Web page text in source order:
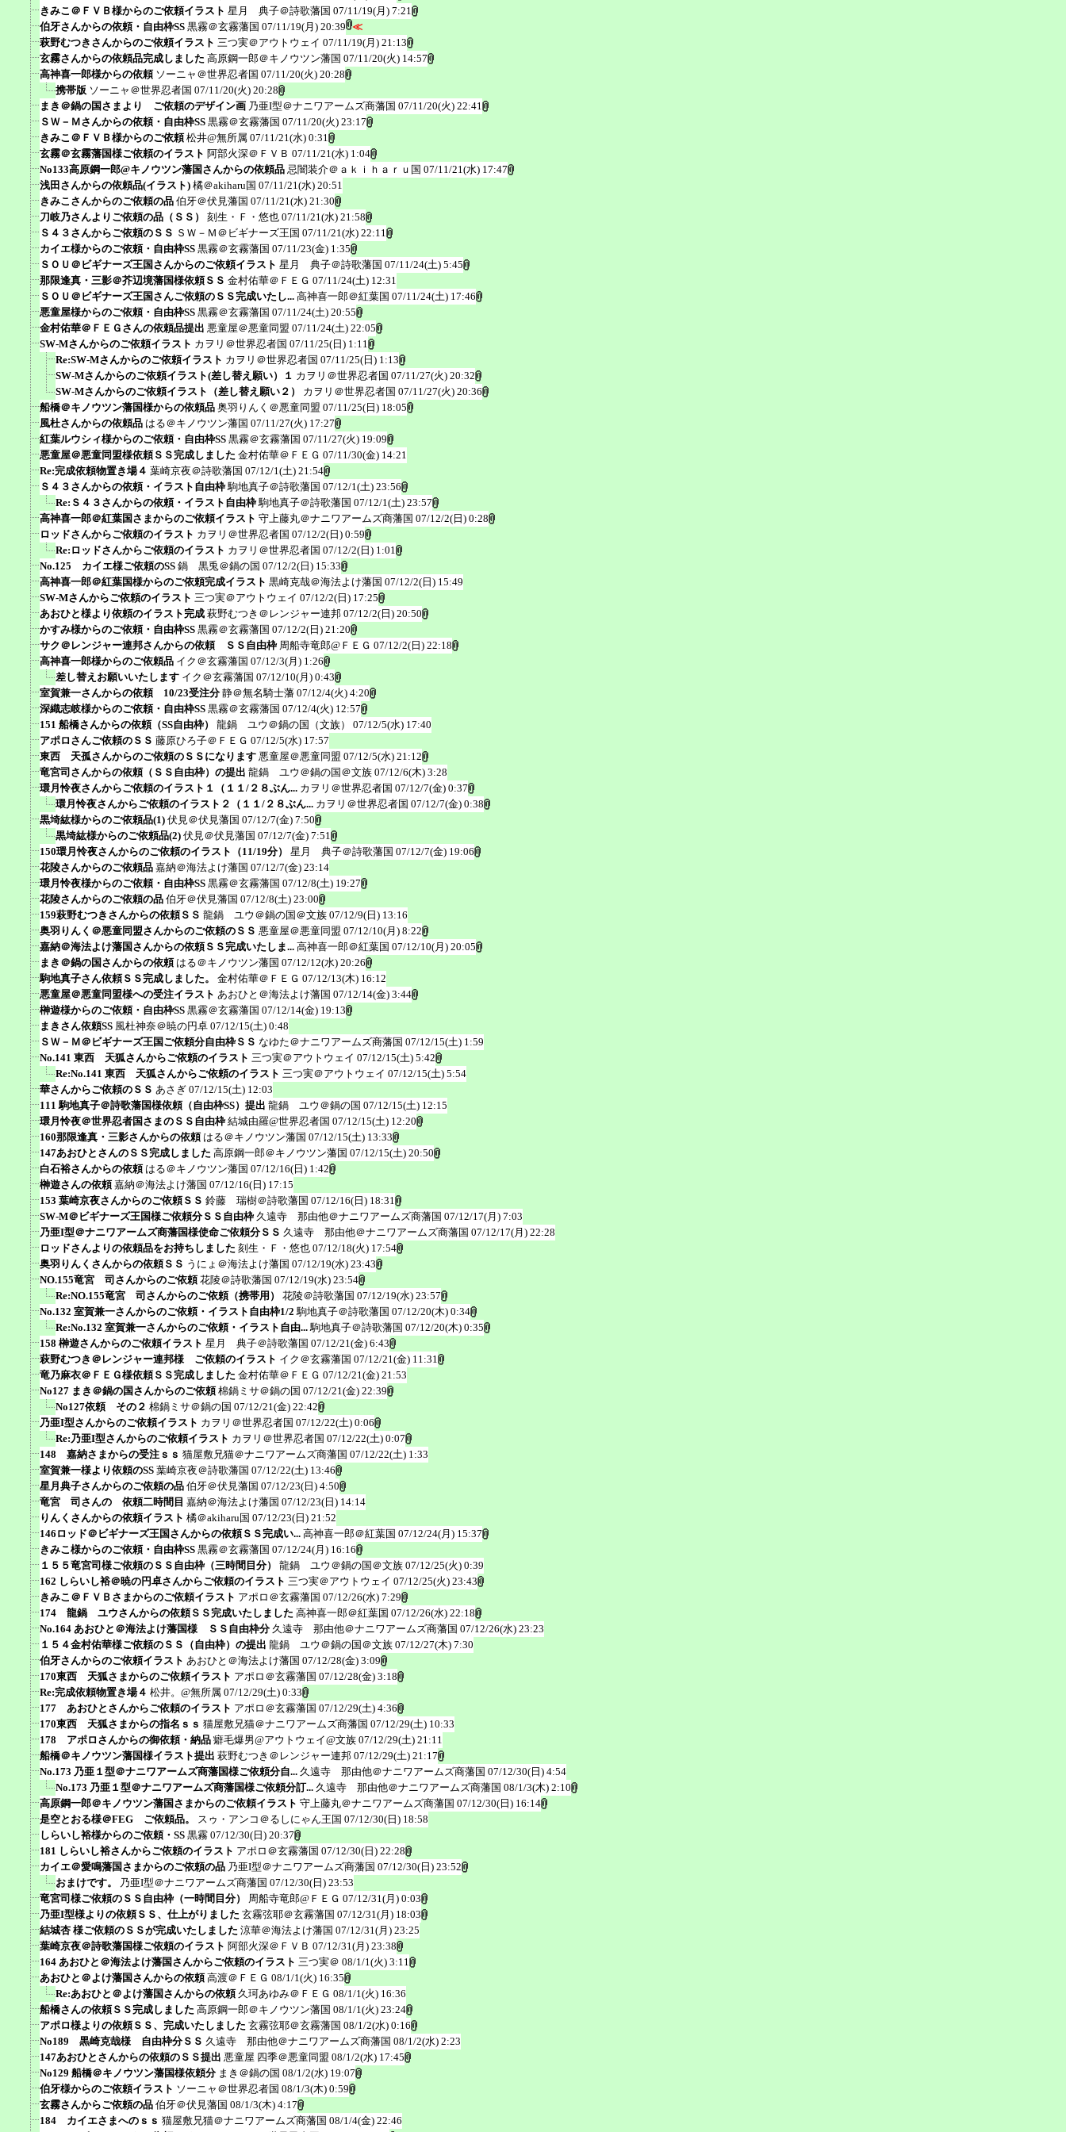
きみこ＠ＦＶＢ様からのご依頼イラスト 星月 典子＠詩歌藩国 07/11/19(月) 7:21
伯牙さんからの依頼・自由枠SS 黒霧＠玄霧藩国 07/11/19(月) 20:39 ≪
萩野むつきさんからのご依頼イラスト 三つ実＠アウトウェイ 07/11/19(月) 21:13
玄霧さんからの依頼品完成しました 高原鋼一郎＠キノウツン藩国 07/11/20(火) 14:57
高神喜一郎様からの依頼 ソーニャ＠世界忍者国 07/11/20(火) 20:28
携帯版 ソーニャ＠世界忍者国 07/11/20(火) 20:28
まき＠鍋の国さまより ご依頼のデザイン画 乃亜I型＠ナニワアームズ商藩国 07/11/20(火) 22:41
ＳＷ－Ｍさんからの依頼・自由枠SS 黒霧＠玄霧藩国 07/11/20(火) 23:17
きみこ＠ＦＶＢ様からのご依頼 松井@無所属 07/11/21(水) 0:31
玄霧＠玄霧藩国様ご依頼のイラスト 阿部火深＠ＦＶＢ 07/11/21(水) 1:04
No133高原鋼一郎@キノウツン藩国さんからの依頼品 忌闇装介＠ａｋｉｈａｒｕ国 07/11/21(水) 17:47
浅田さんからの依頼品(イラスト) 橘＠akiharu国 07/11/21(水) 20:51
きみこさんからのご依頼の品 伯牙＠伏見藩国 07/11/21(水) 21:30
刀岐乃さんよりご依頼の品（ＳＳ）
刻生・Ｆ・悠也 07/11/21(水) 21:58
Ｓ４３さんからご依頼のＳＳ ＳＷ－Ｍ＠ビギナーズ王国 07/11/21(水) 22:11
カイエ様からのご依頼・自由枠SS 黒霧＠玄霧藩国 07/11/23(金) 1:35
ＳＯＵ＠ビギナーズ王国さんからのご依頼イラスト 星月 典子＠詩歌藩国 07/11/24(土) 5:45
那限逢真・三影＠芥辺境藩国様依頼ＳＳ 金村佑華＠ＦＥＧ 07/11/24(土) 12:31
ＳＯＵ＠ビギナーズ王国さんご依頼のＳＳ完成いたし... 高神喜一郎＠紅葉国 07/11/24(土) 17:46
悪童屋様からのご依頼・自由枠SS 黒霧＠玄霧藩国 07/11/24(土) 20:55
金村佑華＠ＦＥＧさんの依頼品提出 悪童屋＠悪童同盟 07/11/24(土) 22:05
SW-Mさんからのご依頼イラスト カヲリ＠世界忍者国 07/11/25(日) 1:11
Re:SW-Mさんからのご依頼イラスト カヲリ＠世界忍者国 07/11/25(日) 1:13
SW-Mさんからのご依頼イラスト(差し替え願い）１ カヲリ＠世界忍者国 07/11/27(火) 20:32
SW-Mさんからのご依頼イラスト（差し替え願い２）
カヲリ＠世界忍者国 07/11/27(火) 20:36
船橋＠キノウツン藩国様からの依頼品 奥羽りんく＠悪童同盟 07/11/25(日) 18:05
風杜さんからの依頼品 はる＠キノウツン藩国 07/11/27(火) 17:27
紅葉ルウシィ様からのご依頼・自由枠SS 黒霧＠玄霧藩国 07/11/27(火) 19:09
悪童屋＠悪童同盟様依頼ＳＳ完成しました 金村佑華＠ＦＥＧ 07/11/30(金) 14:21
Re:完成依頼物置き場４ 葉崎京夜＠詩歌藩国 07/12/1(土) 21:54
Ｓ４３さんからの依頼・イラスト自由枠 駒地真子＠詩歌藩国 07/12/1(土) 23:56
Re:Ｓ４３さんからの依頼・イラスト自由枠 駒地真子＠詩歌藩国 07/12/1(土) 23:57
高神喜一郎＠紅葉国さまからのご依頼イラスト 守上藤丸＠ナニワアームズ商藩国 07/12/2(日) 0:28
ロッドさんからご依頼のイラスト カヲリ＠世界忍者国 07/12/2(日) 0:59
Re:ロッドさんからご依頼のイラスト カヲリ＠世界忍者国 07/12/2(日) 1:01
No.125 カイエ様ご依頼のSS 鍋 黒兎＠鍋の国 07/12/2(日) 15:33
高神喜一郎＠紅葉国様からのご依頼完成イラスト 黒崎克哉＠海法よけ藩国 07/12/2(日) 15:49
SW-Mさんからご依頼のイラスト 三つ実＠アウトウェイ 07/12/2(日) 17:25
あおひと様より依頼のイラスト完成 萩野むつき＠レンジャー連邦 07/12/2(日) 20:50
かすみ様からのご依頼・自由枠SS 黒霧＠玄霧藩国 07/12/2(日) 21:20
サク＠レンジャー連邦さんからの依頼 ＳＳ自由枠 周船寺竜郎@ＦＥＧ 07/12/2(日) 22:18
高神喜一郎様からのご依頼品 イク＠玄霧藩国 07/12/3(月) 1:26
差し替えお願いいたします イク＠玄霧藩国 07/12/10(月) 0:43
室賀兼一さんからの依頼 10/23受注分 静＠無名騎士藩 07/12/4(火) 4:20
深織志岐様からのご依頼・自由枠SS 黒霧＠玄霧藩国 07/12/4(火) 12:57
151 船橋さんからの依頼（SS自由枠）
龍鍋 ユウ＠鍋の国（文族）
07/12/5(水) 17:40
アポロさんご依頼のＳＳ 藤原ひろ子＠ＦＥＧ 07/12/5(水) 17:57
東西 天孤さんからのご依頼のＳＳになります 悪童屋＠悪童同盟 07/12/5(水) 21:12
竜宮司さんからの依頼（ＳＳ自由枠）の提出 龍鍋 ユウ＠鍋の国＠文族 07/12/6(木) 3:28
環月怜夜さんからご依頼のイラスト１（１１/２８ぶん... カヲリ＠世界忍者国 07/12/7(金) 0:37
環月怜夜さんからご依頼のイラスト２（１１/２８ぶん... カヲリ＠世界忍者国 07/12/7(金) 0:38
黒埼紘様からのご依頼品(1) 伏見＠伏見藩国 07/12/7(金) 7:50
黒埼紘様からのご依頼品(2) 伏見＠伏見藩国 07/12/7(金) 7:51
150環月怜夜さんからのご依頼のイラスト（11/19分）
星月 典子＠詩歌藩国 07/12/7(金) 19:06
花陵さんからのご依頼品 嘉納＠海法よけ藩国 07/12/7(金) 23:14
環月怜夜様からのご依頼・自由枠SS 黒霧＠玄霧藩国 07/12/8(土) 19:27
花陵さんからのご依頼の品 伯牙＠伏見藩国 07/12/8(土) 23:00
159萩野むつきさんからの依頼ＳＳ 龍鍋 ユウ＠鍋の国＠文族 07/12/9(日) 13:16
奥羽りんく＠悪童同盟さんからのご依頼のＳＳ 悪童屋＠悪童同盟 07/12/10(月) 8:22
嘉納＠海法よけ藩国さんからの依頼ＳＳ完成いたしま... 高神喜一郎＠紅葉国 07/12/10(月) 20:05
まき＠鍋の国さんからの依頼 はる＠キノウツン藩国 07/12/12(水) 20:26
駒地真子さん依頼ＳＳ完成しました。
金村佑華＠ＦＥＧ 07/12/13(木) 16:12
悪童屋＠悪童同盟様への受注イラスト あおひと＠海法よけ藩国 07/12/14(金) 3:44
榊遊様からのご依頼・自由枠SS 黒霧＠玄霧藩国 07/12/14(金) 19:13
まきさん依頼SS 風杜神奈＠暁の円卓 07/12/15(土) 0:48
ＳＷ－Ｍ＠ビギナーズ王国ご依頼分自由枠ＳＳ なゆた＠ナニワアームズ商藩国 07/12/15(土) 1:59
No.141 東西 天狐さんからご依頼のイラスト 三つ実＠アウトウェイ 07/12/15(土) 5:42
Re:No.141 東西 天狐さんからご依頼のイラスト 三つ実＠アウトウェイ 07/12/15(土) 5:54
華さんからご依頼のＳＳ あさぎ 07/12/15(土) 12:03
111 駒地真子＠詩歌藩国様依頼（自由枠SS）提出 龍鍋 ユウ＠鍋の国 07/12/15(土) 12:15
環月怜夜＠世界忍者国さまのＳＳ自由枠 結城由羅@世界忍者国 07/12/15(土) 12:20
160那限逢真・三影さんからの依頼 はる＠キノウツン藩国 07/12/15(土) 13:33
147あおひとさんのＳＳ完成しました 高原鋼一郎＠キノウツン藩国 07/12/15(土) 20:50
白石裕さんからの依頼 はる＠キノウツン藩国 07/12/16(日) 1:42
榊遊さんの依頼 嘉納＠海法よけ藩国 07/12/16(日) 17:15
153 葉崎京夜さんからのご依頼ＳＳ 鈴藤 瑞樹＠詩歌藩国 07/12/16(日) 18:31
SW-M＠ビギナーズ王国様ご依頼分ＳＳ自由枠 久遠寺 那由他＠ナニワアームズ商藩国 07/12/17(月) 7:03
乃亜I型＠ナニワアームズ商藩国様使命ご依頼分ＳＳ 久遠寺 那由他＠ナニワアームズ商藩国 07/12/17(月) 22:28
ロッドさんよりの依頼品をお持ちしました 刻生・Ｆ・悠也 07/12/18(火) 17:54
奥羽りんくさんからの依頼ＳＳ うにょ＠海法よけ藩国 07/12/19(水) 23:43
NO.155竜宮 司さんからのご依頼 花陵＠詩歌藩国 07/12/19(水) 23:54
Re:NO.155竜宮 司さんからのご依頼（携帯用）
花陵＠詩歌藩国 07/12/19(水) 23:57
No.132 室賀兼一さんからのご依頼・イラスト自由枠1/2 駒地真子＠詩歌藩国 07/12/20(木) 0:34
Re:No.132 室賀兼一さんからのご依頼・イラスト自由... 駒地真子＠詩歌藩国 07/12/20(木) 0:35
158 榊遊さんからのご依頼イラスト 星月 典子＠詩歌藩国 07/12/21(金) 6:43
萩野むつき＠レンジャー連邦様 ご依頼のイラスト イク＠玄霧藩国 07/12/21(金) 11:31
竜乃麻衣＠ＦＥＧ様依頼ＳＳ完成しました 金村佑華＠ＦＥＧ 07/12/21(金) 21:53
No127 まき＠鍋の国さんからのご依頼 棉鍋ミサ＠鍋の国 07/12/21(金) 22:39
No127依頼 その２ 棉鍋ミサ＠鍋の国 07/12/21(金) 22:42
乃亜I型さんからのご依頼イラスト カヲリ＠世界忍者国 07/12/22(土) 0:06
Re:乃亜I型さんからのご依頼イラスト カヲリ＠世界忍者国 07/12/22(土) 0:07
148 嘉納さまからの受注ｓｓ 猫屋敷兄猫＠ナニワアームズ商藩国 07/12/22(土) 1:33
室賀兼一様より依頼のSS 葉崎京夜＠詩歌藩国 07/12/22(土) 13:46
星月典子さんからのご依頼の品 伯牙＠伏見藩国 07/12/23(日) 4:50
竜宮 司さんの 依頼二時間目 嘉納＠海法よけ藩国 07/12/23(日) 14:14
りんくさんからの依頼イラスト 橘＠akiharu国 07/12/23(日) 21:52
146ロッド＠ビギナーズ王国さんからの依頼ＳＳ完成い... 高神喜一郎＠紅葉国 07/12/24(月) 15:37
きみこ様からのご依頼・自由枠SS 黒霧＠玄霧藩国 07/12/24(月) 16:16
１５５竜宮司様ご依頼のＳＳ自由枠（三時間目分）
龍鍋 ユウ＠鍋の国＠文族 07/12/25(火) 0:39
162 しらいし裕＠暁の円卓さんからご依頼のイラスト 三つ実＠アウトウェイ 07/12/25(火) 23:43
きみこ＠ＦＶＢさまからのご依頼イラスト アポロ＠玄霧藩国 07/12/26(水) 7:29
174 龍鍋 ユウさんからの依頼ＳＳ完成いたしました 高神喜一郎＠紅葉国 07/12/26(水) 22:18
No.164 あおひと＠海法よけ藩国様 ＳＳ自由枠分 久遠寺 那由他＠ナニワアームズ商藩国 07/12/26(水) 23:23
１５４金村佑華様ご依頼のＳＳ（自由枠）の提出 龍鍋 ユウ＠鍋の国＠文族 07/12/27(木) 7:30
伯牙さんからのご依頼イラスト あおひと＠海法よけ藩国 07/12/28(金) 3:09
170東西 天狐さまからのご依頼イラスト アポロ＠玄霧藩国 07/12/28(金) 3:18
Re:完成依頼物置き場４ 松井。@無所属 07/12/29(土) 0:33
177 あおひとさんからご依頼のイラスト アポロ＠玄霧藩国 07/12/29(土) 4:36
170東西 天狐さまからの指名ｓｓ 猫屋敷兄猫＠ナニワアームズ商藩国 07/12/29(土) 10:33
178 アポロさんからの御依頼・納品 癖毛爆男@アウトウェイ@文族 07/12/29(土) 21:11
船橋＠キノウツン藩国様イラスト提出 萩野むつき＠レンジャー連邦 07/12/29(土) 21:17
No.173 乃亜１型＠ナニワアームズ商藩国様ご依頼分自... 久遠寺 那由他＠ナニワアームズ商藩国 07/12/30(日) 4:54
No.173 乃亜１型＠ナニワアームズ商藩国様ご依頼分訂... 久遠寺 那由他＠ナニワアームズ商藩国 08/1/3(木) 2:10
高原鋼一郎＠キノウツン藩国さまからのご依頼イラスト 守上藤丸＠ナニワアームズ商藩国 07/12/30(日) 16:14
是空とおる様＠FEG ご依頼品。
スゥ・アンコ＠るしにゃん王国 07/12/30(日) 18:58
しらいし裕様からのご依頼・SS 黒霧 07/12/30(日) 20:37
181 しらいし裕さんからご依頼のイラスト アポロ＠玄霧藩国 07/12/30(日) 22:28
カイエ＠愛鳴藩国さまからのご依頼の品 乃亜I型＠ナニワアームズ商藩国 07/12/30(日) 23:52
おまけです。
乃亜I型＠ナニワアームズ商藩国 07/12/30(日) 23:53
竜宮司様ご依頼のＳＳ自由枠（一時間目分）
周船寺竜郎@ＦＥＧ 07/12/31(月) 0:03
乃亜I型様よりの依頼ＳＳ、仕上がりました 玄霧弦耶＠玄霧藩国 07/12/31(月) 18:03
結城杏 様ご依頼のＳＳが完成いたしました 涼華＠海法よけ藩国 07/12/31(月) 23:25
葉崎京夜＠詩歌藩国様ご依頼のイラスト 阿部火深＠ＦＶＢ 07/12/31(月) 23:38
164 あおひと＠海法よけ藩国さんからご依頼のイラスト 三つ実＠ 08/1/1(火) 3:11
あおひと＠よけ藩国さんからの依頼 高渡＠ＦＥＧ 08/1/1(火) 16:35
Re:あおひと＠よけ藩国さんからの依頼 久珂あゆみ＠ＦＥＧ 08/1/1(火) 16:36
船橋さんの依頼ＳＳ完成しました 高原鋼一郎＠キノウツン藩国 08/1/1(火) 23:24
アポロ様よりの依頼ＳＳ、完成いたしました 玄霧弦耶＠玄霧藩国 08/1/2(水) 0:16
No189 黒崎克哉様 自由枠分ＳＳ 久遠寺 那由他＠ナニワアームズ商藩国 08/1/2(水) 2:23
147あおひとさんからの依頼のＳＳ提出 悪童屋 四季＠悪童同盟 08/1/2(水) 17:45
No129 船橋＠キノウツン藩国様依頼分 まき＠鍋の国 08/1/2(水) 19:07
伯牙様からのご依頼イラスト ソーニャ＠世界忍者国 08/1/3(木) 0:59
玄霧さんからご依頼の品 伯牙＠伏見藩国 08/1/3(木) 4:17
184 カイエさまへのｓｓ 猫屋敷兄猫＠ナニワアームズ商藩国 08/1/4(金) 22:46